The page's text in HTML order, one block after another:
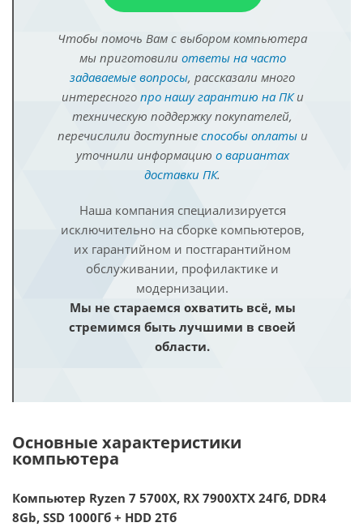
Чтобы помочь Вам с выбором компьютера
мы приготовили ответы на часто
задаваемые вопросы, рассказали много
интересного про нашу гарантию на ПКи
техническую поддержку покупателей,
перечислили доступные способы оплатыи
уточнили информацию о вариантах
доставки ПК.
Наша компания специализируется
исключительно на сборке компьютеров,
их гарантийном и постгарантийном
обслуживании, профилактике и
модернизации.
Мы не стараемся охватить всё, мы
стремимся быть лучшими в своей
области.
Основные характеристики
компьютера
Компьютер Ryzen 7 5700X, RX 7900XTX 24Гб, DDR4
8Gb, SSD 1000Гб + HDD 2Тб